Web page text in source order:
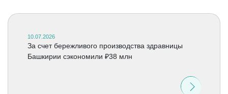
10.07.2026
За счет бережливого производства здравницы
Башкирии сэкономили ₽38 млн